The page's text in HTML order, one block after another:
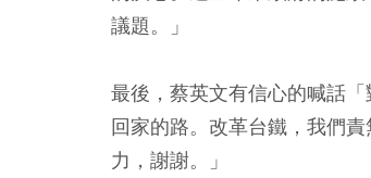
議題。」
最後，蔡英文有信心的喊話
回家的路。改革台鐵，我們
力，謝謝。」